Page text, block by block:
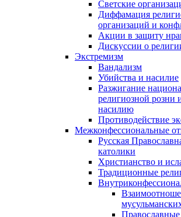
Светские
Диффамация
организаций и
Акции в защиту
Дискуссии о
Экстремизм
Вандализм
Убийства и насилие
Разжигание
религиозной розни
насилию
Противодействие
Межконфессиональные
Русская
католики
Христианство и
Традиционные